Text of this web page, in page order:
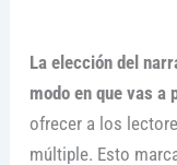
La elección del
modo en que vas a
ofrecer a los
múltiple. Esto